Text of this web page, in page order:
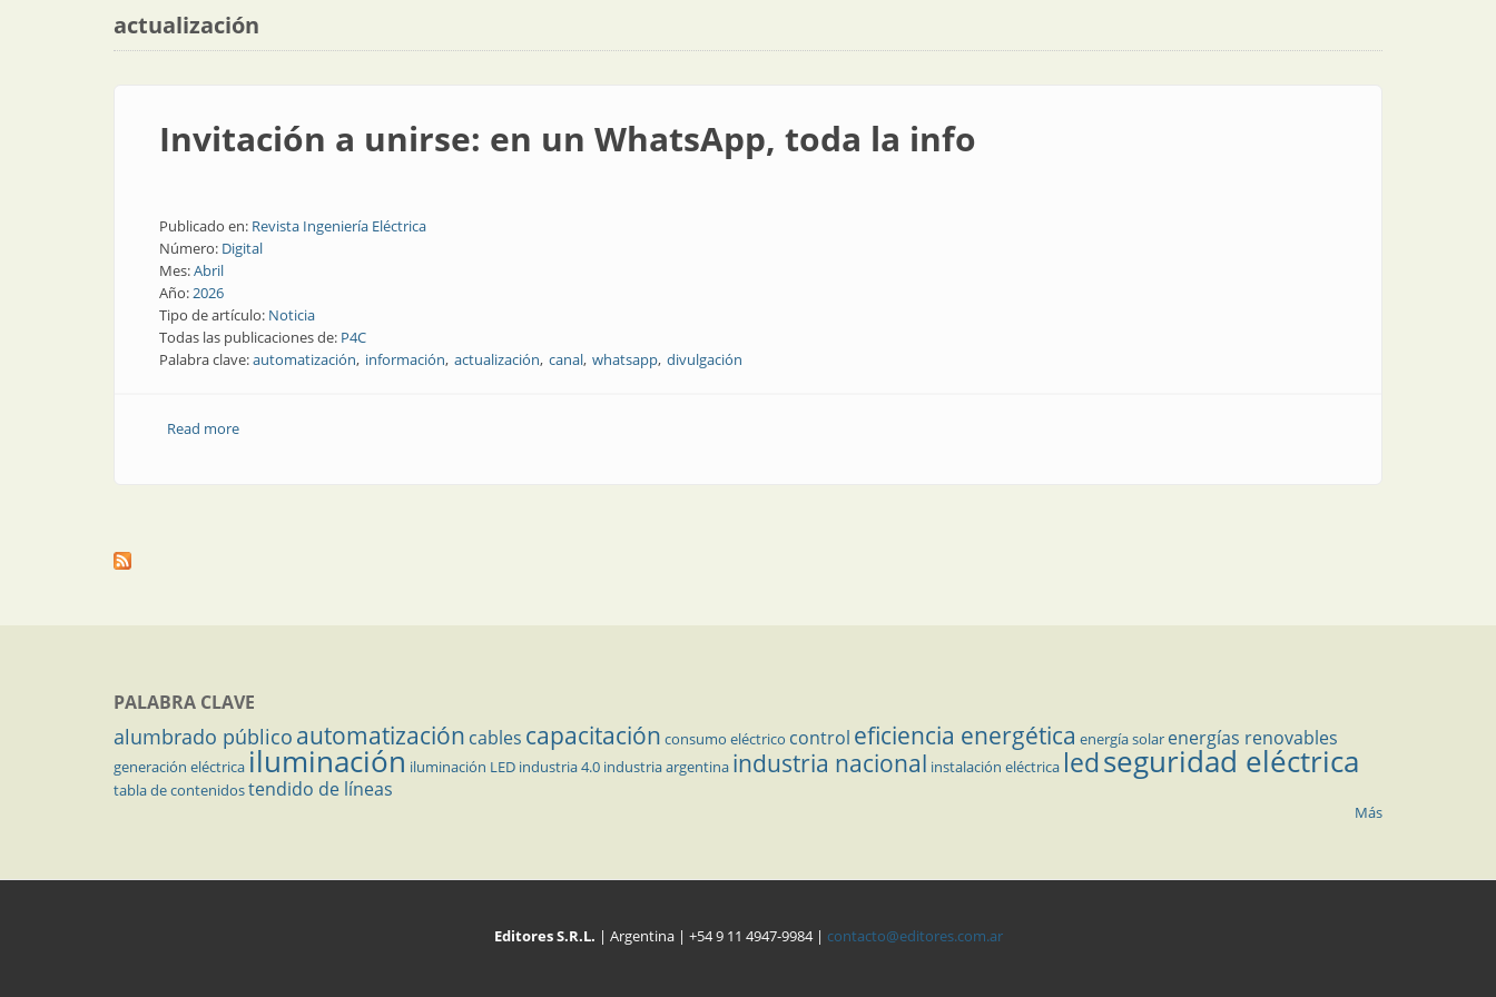
actualización
Invitación a unirse: en un WhatsApp, toda la info
Publicado en: Revista Ingeniería Eléctrica
Número: Digital
Mes:Abril
Año:2026
Tipo de artículo: Noticia
Todas las publicaciones de: P4C
Palabra clave:automatización información actualización canal whatsapp divulgación
Read moreabout Invitación a unirse: en un WhatsApp, toda la info
PALABRA CLAVE
alumbrado público automatización cables capacitación consumo eléctrico control eficiencia energética energía solar energías renovables
generación eléctrica iluminación iluminación LED industria 4.0 industria argentina industria nacional instalación eléctrica ledseguridad eléctrica
tabla de contenidostendido de líneas
Más
Editores S.R.L. | Argentina | +54 9 11 4947-9984 | contacto@editores.com.ar